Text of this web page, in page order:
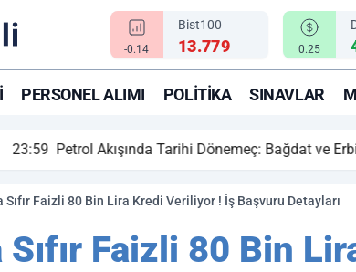
-0.14
Bist100
13.779 0.25
PERSONEL ALIMI POLITIKA SINAVLAR
Tarihi Dönemeç: Bağdat ve Erbil El Sıkıştı,
Faizli 80 Bin Lira Kredi Veriliyor ! İş Başvuru Detayları
Faizli 80 Bin